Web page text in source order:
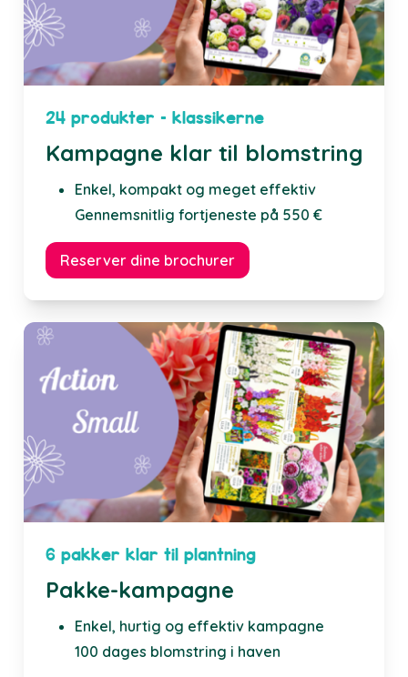
24 produkter – klassikerne
Kampagne klar til blomstring
Enkel, kompakt og meget effektiv
Gennemsnitlig fortjeneste på 550 €
Reserver dine brochurer
6 pakker klar til plantning
Pakke-kampagne
Enkel, hurtig og effektiv kampagne
100 dages blomstring i haven